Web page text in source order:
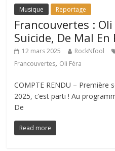
Musique Reportage
Francouvertes :
Suicide, De Mal En
12 mars 2025 RockNfool
Francouvertes, Oli Féra
COMPTE RENDU – Première
2025, c’est parti ! Au
De
Read more